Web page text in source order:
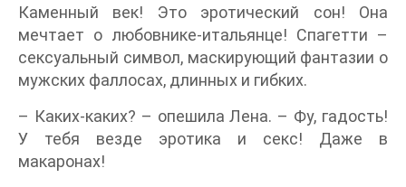
Каменный век! Это эротический сон! Она
мечтает о любовнике-итальянце! Спагетти –
сексуальный символ, маскирующий фантазии о
мужских фаллосах, длинных и гибких.
– Каких-каких? – опешила Лена. – Фу, гадость!
У тебя везде эротика и секс! Даже в
макаронах!